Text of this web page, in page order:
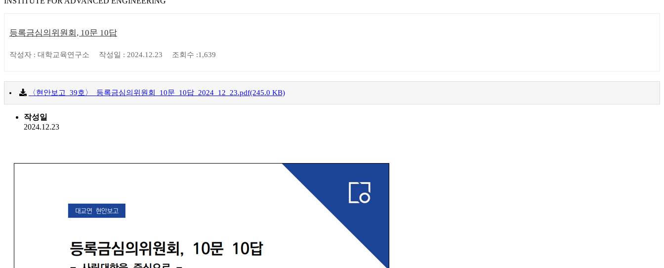
등록금심의위원회, 10문 10답
작성자 : 대학교육연구소 작성일 : 2024.12.23 조회수 :1,639
〈현안보고_39호〉_등록금심의위원회_10문_10답_2024_12_23.pdf(245.0 KB)
작성일
2024.12.23